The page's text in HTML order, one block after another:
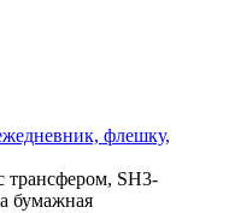
флешку,
трансфером, SH3-
бумажная